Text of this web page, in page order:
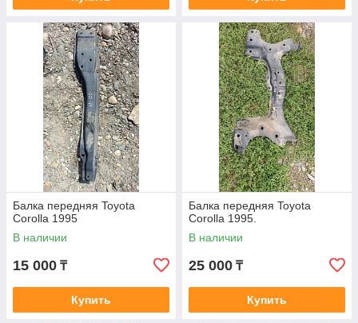
Балка передняя Toyota
Corolla 1995
В наличии
15 000 ₸
Купить
Балка передняя Toyota
Corolla 1995.
В наличии
25 000 ₸
Купить